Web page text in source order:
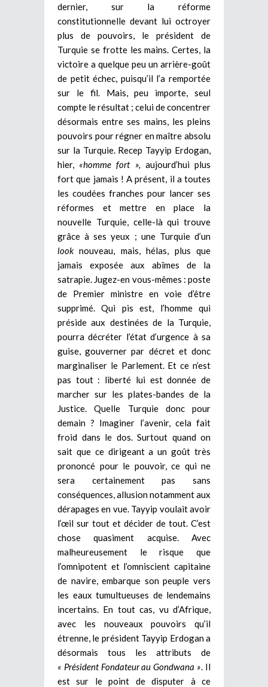
dernier, sur la réforme
constitutionnelle devant lui octroyer
plus de pouvoirs, le président de
Turquie se frotte les mains. Certes, la
victoire a quelque peu un arrière-goût
de petit échec, puisqu’il l’a remportée
sur le fil. Mais, peu importe, seul
compte le résultat ; celui de concentrer
désormais entre ses mains, les pleins
pouvoirs pour régner en maître absolu
sur la Turquie. Recep Tayyip Erdogan,
hier, «homme fort »,
aujourd’hui plus
fort que jamais ! A présent, il a toutes
les coudées franches pour lancer ses
réformes et mettre en place la
nouvelle Turquie, celle-là qui trouve
grâce à ses yeux ; une Turquie d’un
look nouveau, mais, hélas, plus que
jamais exposée aux abîmes de la
satrapie. Jugez-en vous-mêmes : poste
de Premier ministre en voie d’être
supprimé. Qui pis est, l’homme qui
préside aux destinées de la Turquie,
pourra décréter l’état d’urgence à sa
guise, gouverner par décret et donc
marginaliser le Parlement. Et ce n’est
pas tout : liberté lui est donnée de
marcher sur les plates-bandes de la
Justice. Quelle Turquie donc pour
demain ? Imaginer l’avenir, cela fait
froid dans le dos. Surtout quand on
sait que ce dirigeant a un goût très
prononcé pour le pouvoir, ce qui ne
sera certainement pas sans
conséquences, allusion notamment aux
dérapages en vue. Tayyip voulait avoir
l’œil sur tout et décider de tout. C’est
chose quasiment acquise. Avec
malheureusement le risque que
l’omnipotent et l’omniscient capitaine
de navire, embarque son peuple vers
les eaux tumultueuses de lendemains
incertains. En tout cas, vu d’Afrique,
avec les nouveaux pouvoirs qu’il
étrenne, le président Tayyip Erdogan a
désormais tous les attributs de
« Président Fondateur au Gondwana » . Il
est sur le point de disputer à ce